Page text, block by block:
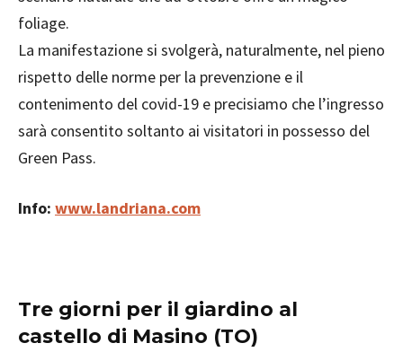
foliage.
La manifestazione si svolgerà, naturalmente, nel pieno
rispetto delle norme per la prevenzione e il
contenimento del covid-19 e precisiamo che l’ingresso
sarà consentito soltanto ai visitatori in possesso del
Green Pass.
Info: www.landriana.com
Tre giorni per il giardino al
castello di Masino (TO)